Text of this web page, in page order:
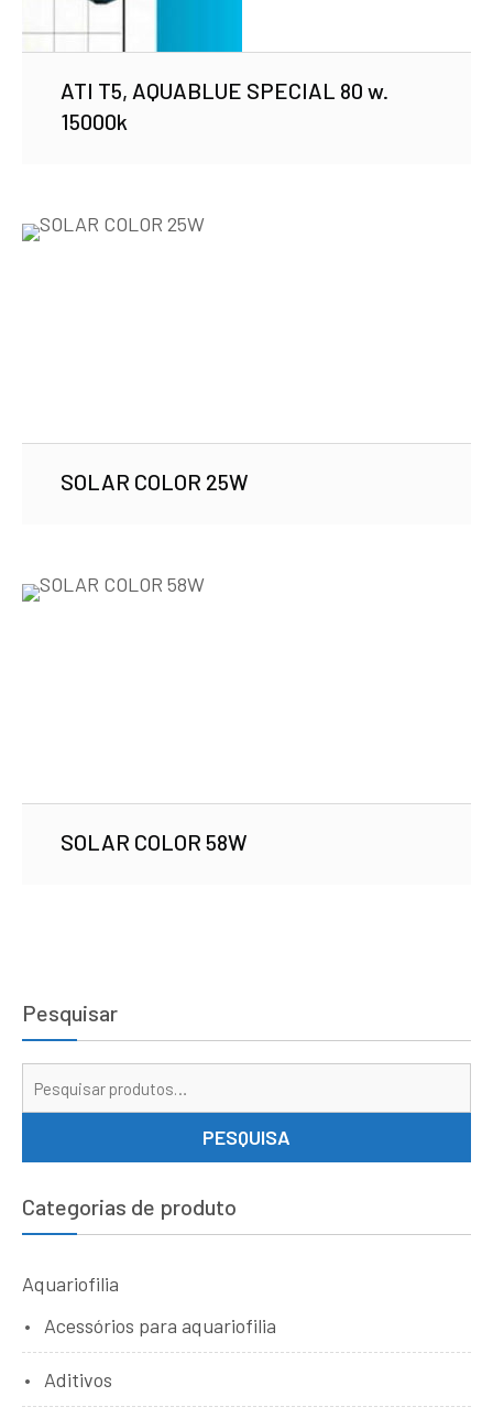
ATI T5, AQUABLUE SPECIAL 80 w.
15000k
SOLAR COLOR 25W
SOLAR COLOR 58W
Pesquisar
PESQUISA
Categorias de produto
Aquariofilia
Acessórios para aquariofilia
Aditivos